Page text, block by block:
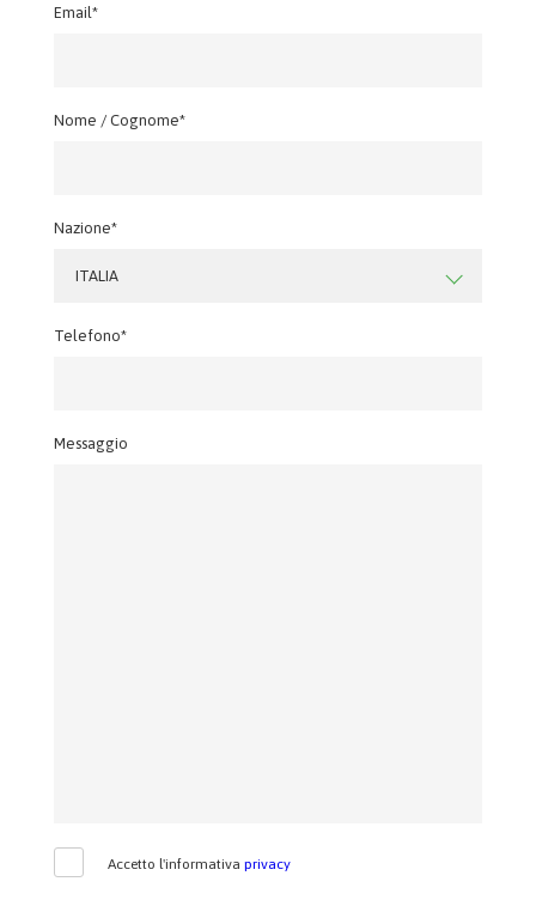
Email*
Nome / Cognome*
Nazione*
ITALIA
Telefono*
Messaggio
Accetto l'informativa privacy